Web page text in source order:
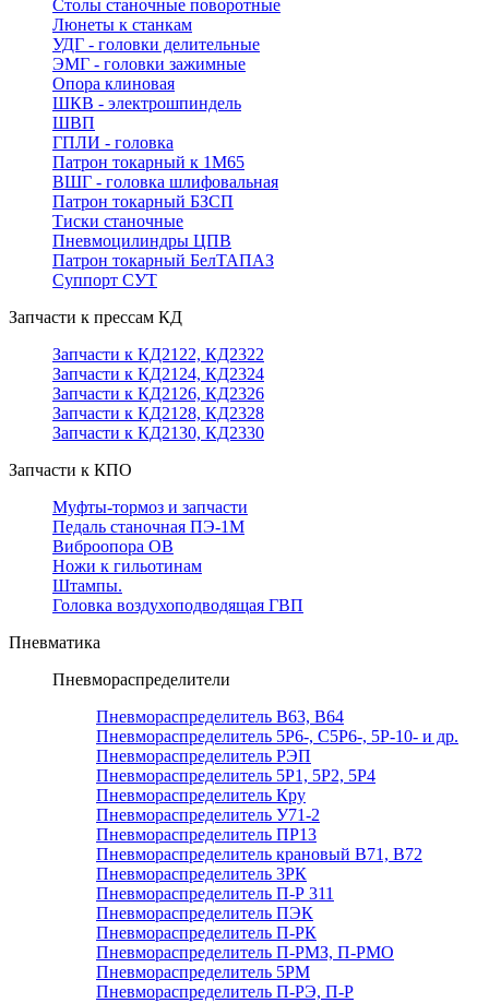
Столы станочные поворотные
Люнеты к станкам
УДГ - головки делительные
ЭМГ - головки зажимные
Опора клиновая
ШКВ - электрошпиндель
ШВП
ГПЛИ - головка
Патрон токарный к 1М65
ВШГ - головка шлифовальная
Патрон токарный БЗСП
Тиски станочные
Пневмоцилиндры ЦПВ
Патрон токарный БелТАПАЗ
Суппорт СУТ
Запчасти к прессам КД
Запчасти к КД2122, КД2322
Запчасти к КД2124, КД2324
Запчасти к КД2126, КД2326
Запчасти к КД2128, КД2328
Запчасти к КД2130, КД2330
Запчасти к КПО
Муфты-тормоз и запчасти
Педаль станочная ПЭ-1М
Виброопора ОВ
Ножи к гильотинам
Штампы.
Головка воздухоподводящая ГВП
Пневматика
Пневмораспределители
Пневмораспределитель В63, В64
Пневмораспределитель 5Р6-, С5Р6-, 5Р-10- и др.
Пневмораспределитель РЭП
Пневмораспределитель 5Р1, 5Р2, 5Р4
Пневмораспределитель Кру
Пневмораспределитель У71-2
Пневмораспределитель ПР13
Пневмораспределитель крановый В71, В72
Пневмораспределитель 3РК
Пневмораспределитель П-Р 311
Пневмораспределитель ПЭК
Пневмораспределитель П-РК
Пневмораспределитель П-РМЗ, П-РМО
Пневмораспределитель 5РМ
Пневмораспределитель П-РЭ, П-Р